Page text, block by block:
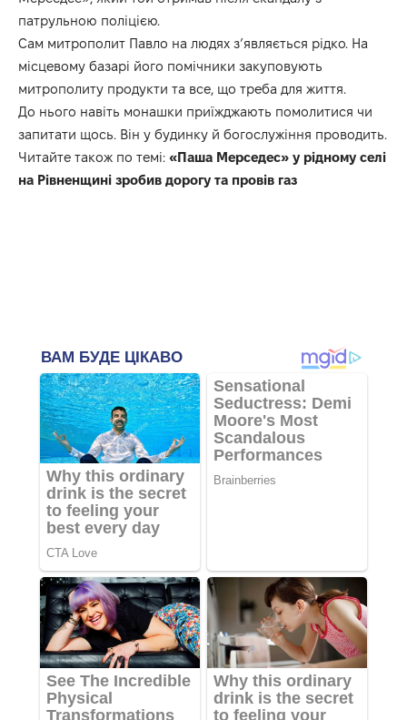
патрульною поліцією.
Сам митрополит Павло на людях з’являється рідко. На
місцевому базарі його помічники закуповують
митрополиту продукти та все, що треба для життя.
До нього навіть монашки приїжджають помолитися чи
запитати щось. Він у будинку й богослужіння проводить.
Читайте також по темі: «Паша Мерседес» у рідному селі
на Рівненщині зробив дорогу та провів газ